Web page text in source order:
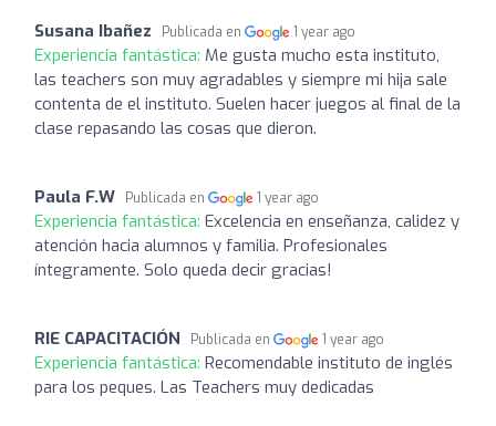
Susana Ibañez Publicada en 1 year ago
Experiencia fantástica: Me gusta mucho esta instituto,
las teachers son muy agradables y siempre mi hija sale
contenta de el instituto. Suelen hacer juegos al final de la
clase repasando las cosas que dieron.
Paula F.W Publicada en 1 year ago
Experiencia fantástica: Excelencia en enseñanza, calidez y
atención hacia alumnos y familia. Profesionales
íntegramente. Solo queda decir gracias!
RIE CAPACITACIÓN Publicada en 1 year ago
Experiencia fantástica: Recomendable instituto de inglés
para los peques. Las Teachers muy dedicadas